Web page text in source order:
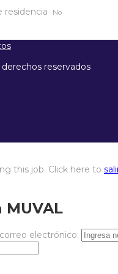
residencia No
derechos reservados
this job. Click here to
electrónico: